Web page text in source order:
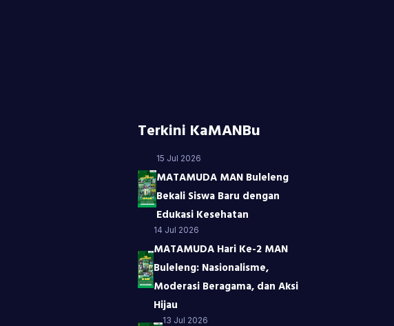
Terkini KaMANBu
15 Jul 2026
MATAMUDA MAN Buleleng
Bekali Siswa Baru dengan
Edukasi Kesehatan
14 Jul 2026
MATAMUDA Hari Ke-2 MAN
Buleleng: Nasionalisme,
Moderasi Beragama, dan Aksi
Hijau
13 Jul 2026